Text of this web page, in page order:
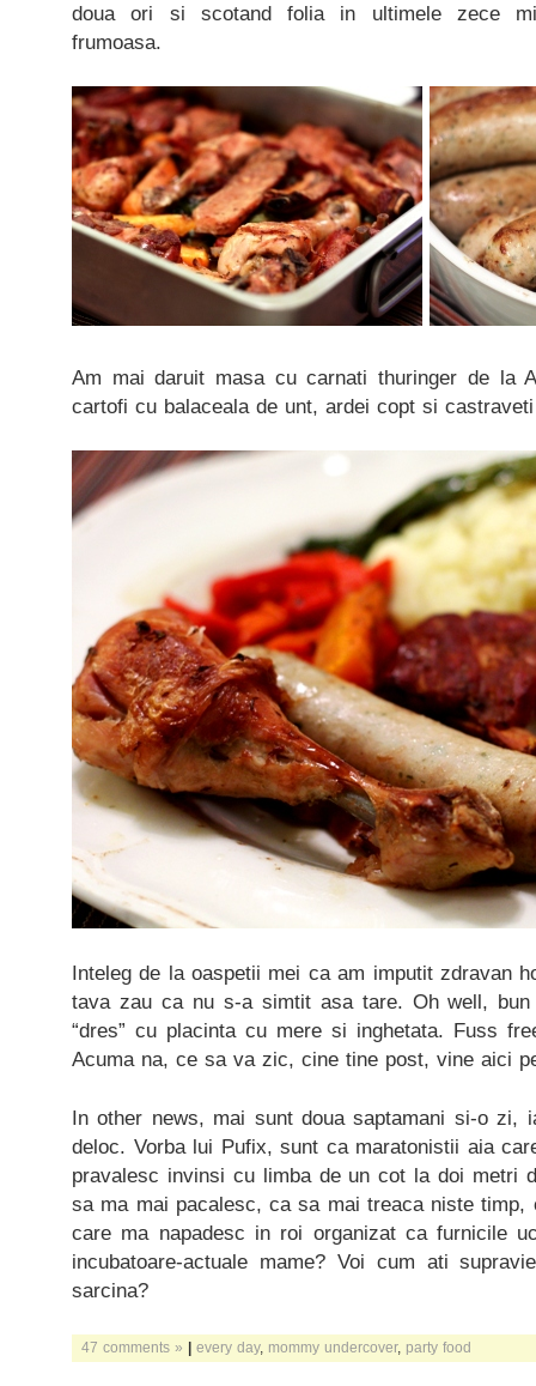
doua ori si scotand folia in ultimele zece
frumoasa.
Am mai daruit masa cu carnati thuringer de la
cartofi cu balaceala de unt, ardei copt si
Inteleg de la oaspetii mei ca am imputit zdravan
tava zau ca nu s-a simtit asa tare. Oh well,
“dres” cu placinta cu mere si inghetata. Fuss
Acuma na, ce sa va zic, cine tine post, vine aici
In other news, mai sunt doua saptamani si-o zi,
deloc. Vorba lui Pufix, sunt ca maratonistii aia
pravalesc invinsi cu limba de un cot la doi metri
sa ma mai pacalesc, ca sa mai treaca niste
care ma napadesc in roi organizat ca furnicile
incubatoare-actuale mame? Voi cum ati
sarcina?
47 comments » | every day, mommy undercover, party food